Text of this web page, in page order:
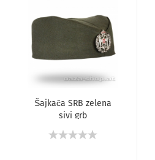
Šajkača SRB zelena
sivi grb